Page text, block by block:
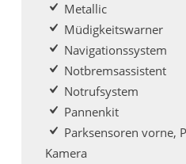
Metallic
Müdigkeitswarner
Navigationssystem
Notbremsassistent
Notrufsystem
Pannenkit
Parksensoren vorne,
Kamera